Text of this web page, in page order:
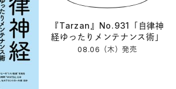
『Tarzan』No.931「自律神
経ゆったりメンテナンス術」
08.06（木）発売